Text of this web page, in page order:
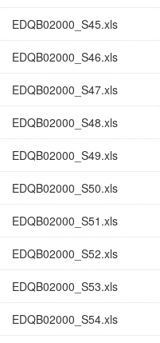
EDQB02000_S45.xls
EDQB02000_S46.xls
EDQB02000_S47.xls
EDQB02000_S48.xls
EDQB02000_S49.xls
EDQB02000_S50.xls
EDQB02000_S51.xls
EDQB02000_S52.xls
EDQB02000_S53.xls
EDQB02000_S54.xls